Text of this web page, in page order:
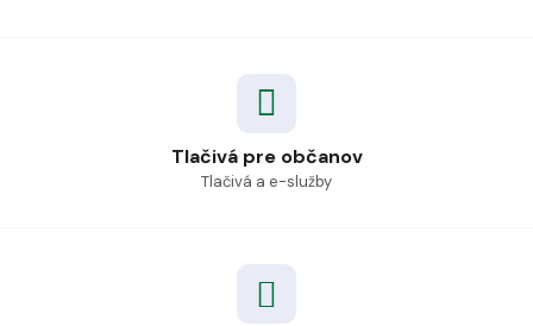
Tlačivá pre občanov
Tlačivá a e-služby